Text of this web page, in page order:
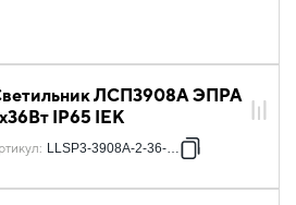
ЛСП3908A ЭПРА
IP65 IEK
: LLSP3-3908A-2-36-K03